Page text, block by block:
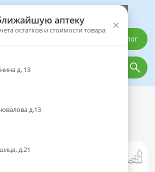
аптеку
остатков и стоимости товара ×
д. 13
д.13
д.21
Каталог
Colors ELEGANCE (90
№2 Grey